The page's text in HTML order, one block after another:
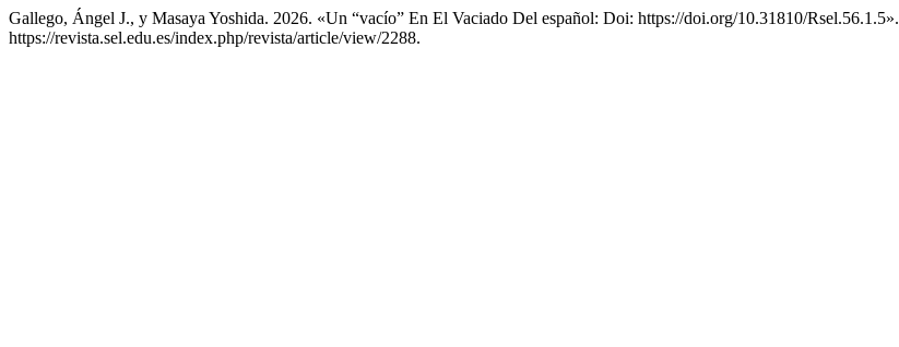
Gallego, Ángel J., y Masaya Yoshida. 2026. «Un “vacío” En El Vaciado Del español: Doi: https://doi.org/10.31810/Rsel.56.1.5».
https://revista.sel.edu.es/index.php/revista/article/view/2288.